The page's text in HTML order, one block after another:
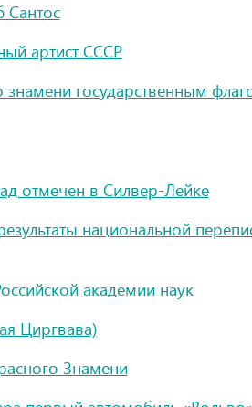
Сантос
артист СССР
государственным
отмечен в Силвер-Лейке
национальной
академии наук
Циргвава)
Знамени